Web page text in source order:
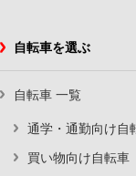
自転車を選ぶ
自転車 一覧
通学・通勤向け自
買い物向け自転車